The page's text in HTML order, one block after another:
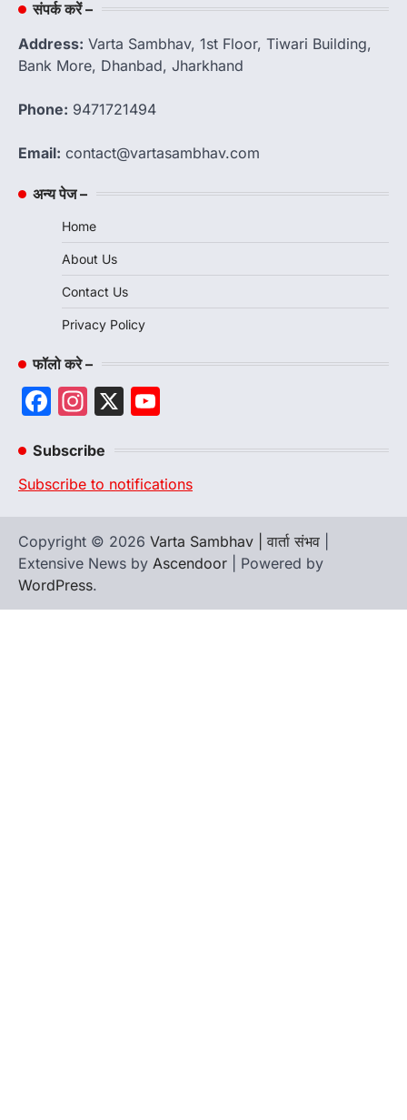
संपर्क करें –
Address: Varta Sambhav, 1st Floor, Tiwari Building,
Bank More, Dhanbad, Jharkhand
Phone: 9471721494
Email: contact@vartasambhav.com
अन्य पेज –
Home
About Us
Contact Us
Privacy Policy
फॉलो करे –
Facebook
Instagram
X
Subscribe
Subscribe to notifications
Copyright © 2026 Varta Sambhav | वार्ता संभव
Extensive News by Ascendoor | Powered by
WordPress.